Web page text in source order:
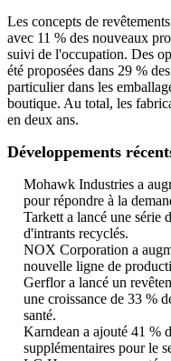
Les concepts de
avec 11 % des nouveaux
suivi de l'occupation. Des
été proposées dans 29 %
particulier dans les
boutique. Au total, les
en deux ans.
Développements
Mohawk Industries a
pour répondre à la
Tarkett a lancé une série
d'intrants recyclés.
NOX Corporation a
nouvelle ligne de
Gerflor a lancé un
une croissance de 33 %
santé.
Karndean a ajouté 41 %
supplémentaires pour le